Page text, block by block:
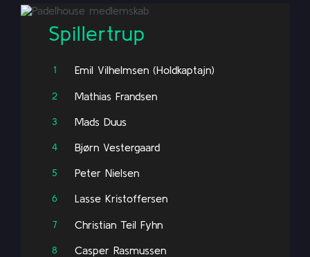
Spillertrup
1 Emil Vilhelmsen (Holdkaptajn)
2 Mathias Frandsen
3 Mads Duus
4 Bjørn Vestergaard
5 Peter Nielsen
6 Lasse Kristoffersen
7 Christian Teil Fyhn
8 Casper Rasmussen